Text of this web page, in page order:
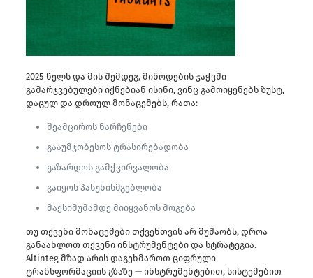
2025 წელს და მის შემდეგ, მიწოდების ჯაჭვში
გამარჯვებულები იქნებიან ისინი, ვინც გამოიყენებს ზუსტ,
დაცულ და დროულ მონაცემებს, რათა:
შეამციროს ნარჩენები
გააუმჯობესოს ტრასირებადობა
გაზარდოს გამჭვირვალობა
გაიყოს პასუხისმგებლობა
მაქსიმუმამდე მიიყვანოს მოგება
თუ თქვენი მონაცემები თქვენთვის არ მუშაობს, დროა
განაახლოთ თქვენი ინსტრუმენტები და სტრატეგია.
Altinteg მზად არის დაგეხმაროთ ციფრული
ტრანსფორმაციის გზაზე — ინსტრუმენტებით, სისტემებით